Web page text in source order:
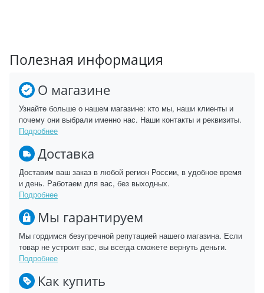
Полезная информация
О магазине
Узнайте больше о нашем магазине: кто мы, наши клиенты и
почему они выбрали именно нас. Наши контакты и реквизиты.
Подробнее
Доставка
Доставим ваш заказ в любой регион России, в удобное время
и день. Работаем для вас, без выходных.
Подробнее
Мы гарантируем
Мы гордимся безупречной репутацией нашего магазина. Если
товар не устроит вас, вы всегда сможете вернуть деньги.
Подробнее
Как купить